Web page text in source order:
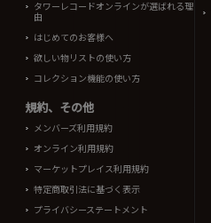
タワーレコードオンラインが選ばれる理
由
はじめてのお客様へ
欲しい物リストの使い方
コレクション機能の使い方
規約、その他
メンバーズ利用規約
オンライン利用規約
マーケットプレイス利用規約
特定商取引法に基づく表示
プライバシーステートメント